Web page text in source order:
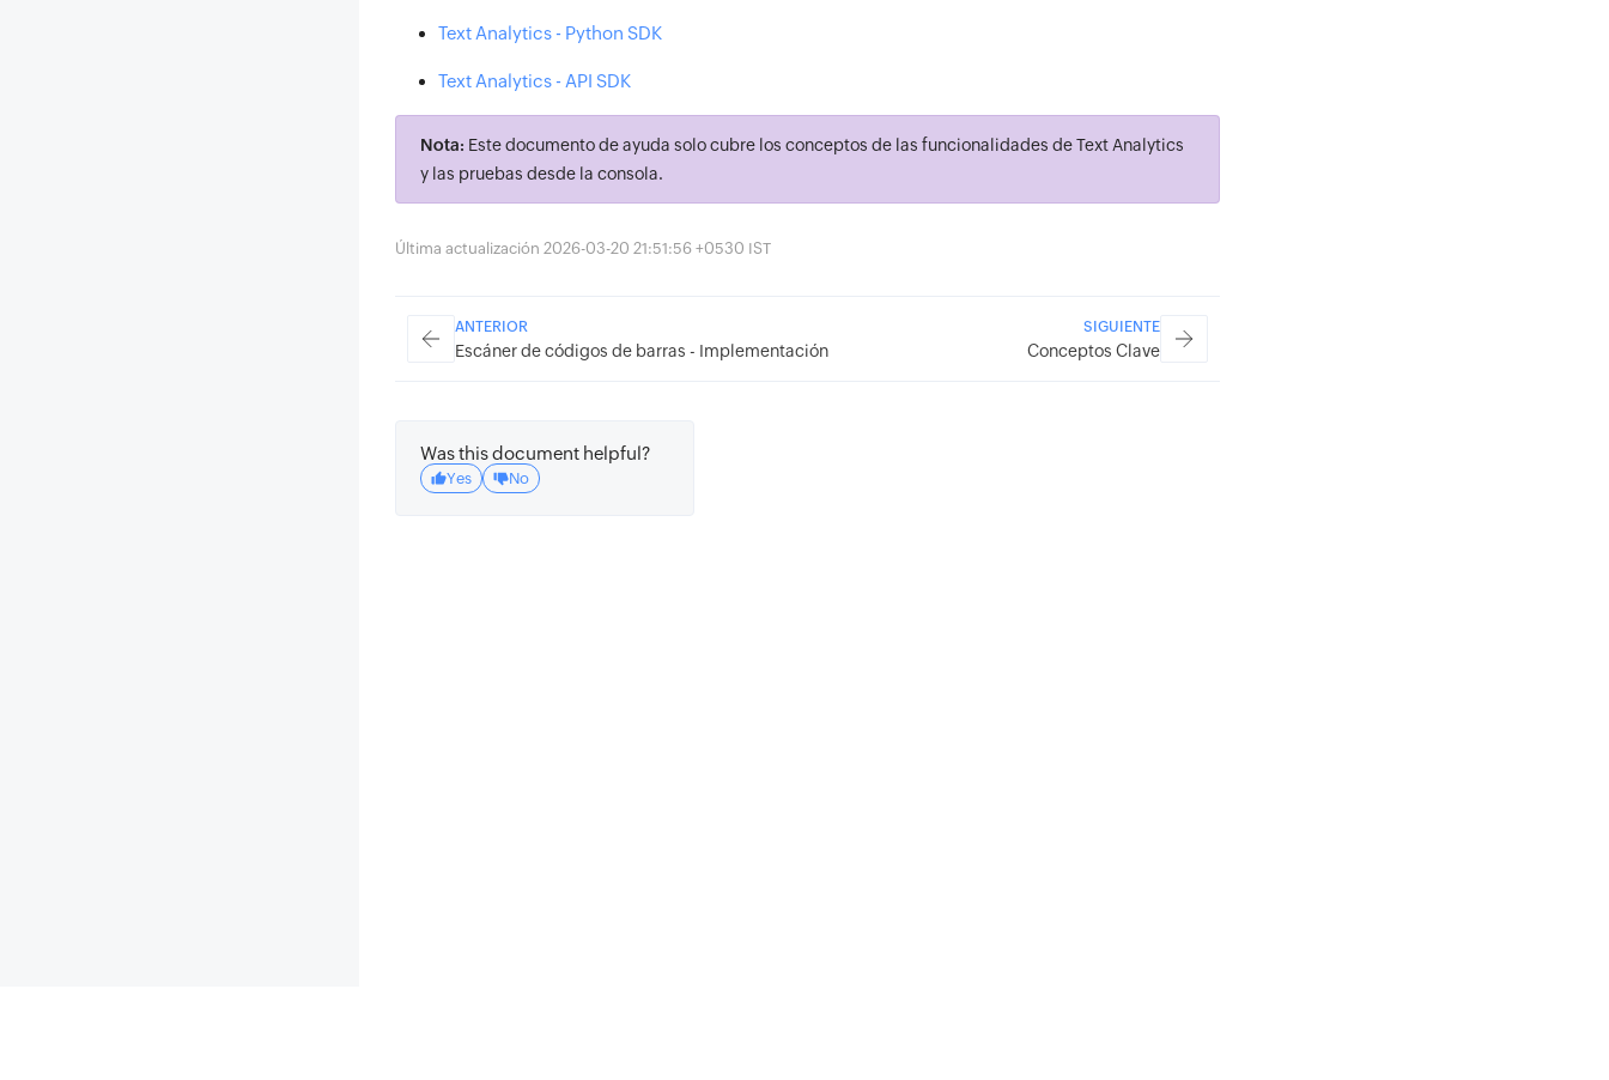
Text Analytics - Python SDK
Text Analytics - API SDK
Nota: Este documento de ayuda solo cubre los conceptos de las funcionalidades de Text Analytics
y las pruebas desde la consola.
Última actualización 2026-03-20 21:51:56 +0530 IST
ANTERIOR
Escáner de códigos de barras - Implementación
SIGUIENTE
Conceptos Clave
Was this document helpful?
Yes No